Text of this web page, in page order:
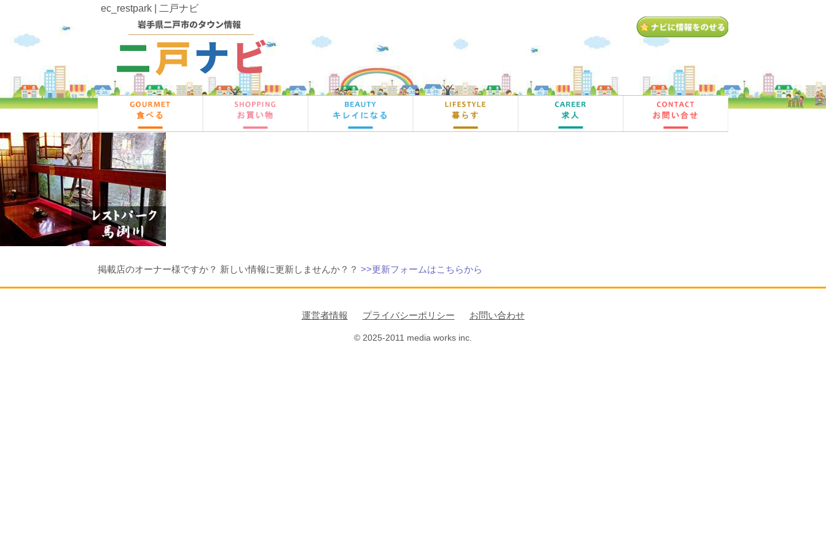
ec_restpark | 二戸ナビ
掲載店のオーナー様ですか？ 新しい情報に更新しませんか？？ >>更新フォームはこちらから
運営者情報 プライバシーポリシー お問い合わせ
© 2025-2011 media works inc.